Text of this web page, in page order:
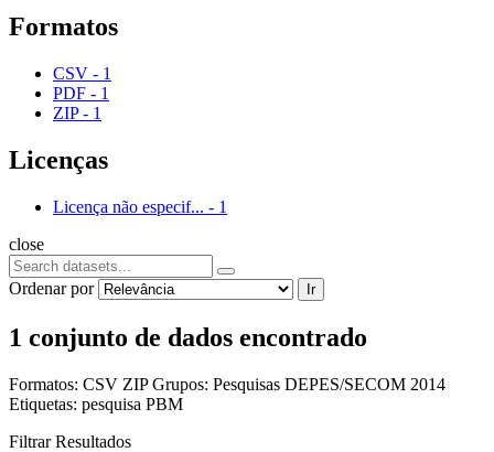
Formatos
CSV - 1
PDF - 1
ZIP - 1
Licenças
Licença não especif... - 1
close
Ordenar por Ir
1 conjunto de dados encontrado
Formatos: CSV ZIPGrupos: Pesquisas DEPES/SECOM 2014
Etiquetas: pesquisa PBM
Filtrar Resultados